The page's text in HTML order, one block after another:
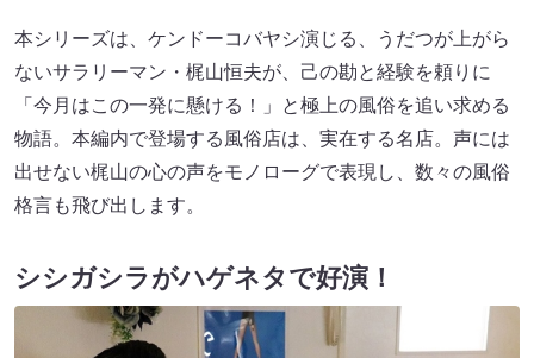
本シリーズは、ケンドーコバヤシ演じる、うだつが上がら
ないサラリーマン・梶山恒夫が、己の勘と経験を頼りに
「今月はこの一発に懸ける！」と極上の風俗を追い求める
物語。本編内で登場する風俗店は、実在する名店。声には
出せない梶山の心の声をモノローグで表現し、数々の風俗
格言も飛び出します。
シシガシラがハゲネタで好演！